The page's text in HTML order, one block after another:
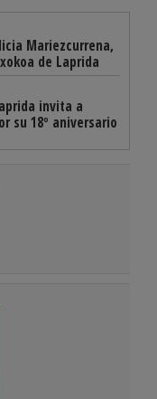
Mariezcurrena,
de Laprida
invita a
su 18º aniversario